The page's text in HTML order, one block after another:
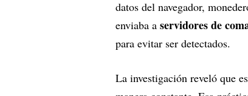
datos del navegador,
enviaba a servidores de
para evitar ser detectados.
La investigación reveló que